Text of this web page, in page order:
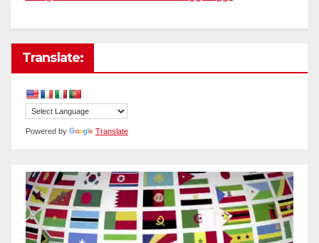
Translate:
Powered by Translate